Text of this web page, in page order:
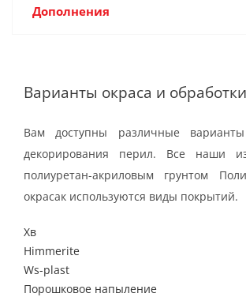
Дополнения
Варианты окраса и обработки
Вам доступны различные
декорирования перил. Все наши
полиуретан-акриловым грунтом
окрасак используются виды покрытий.
Хв
Himmerite
Ws-plast
Порошковое напыление